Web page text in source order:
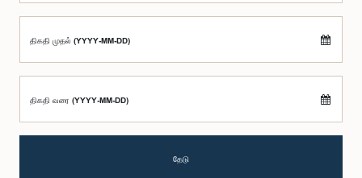
திகதி முதல் (YYYY-MM-DD)
திகதி வரை (YYYY-MM-DD)
தேடு